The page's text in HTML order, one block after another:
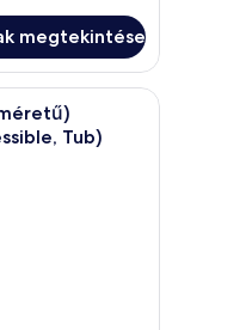
megtekintése
és egy ablak található, melyből
szoba, amelyben egy nagy
Tub)